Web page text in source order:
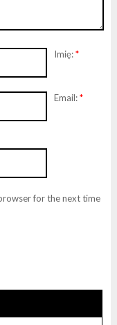
Imię:*
Email:*
for the next time